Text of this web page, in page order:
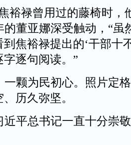
裕禄曾用过的藤椅时，
的董亚娜深受触动，“虽
焦裕禄提出的‘干部十
逐句阅读。”
颗为民初心。照片定
历久弥坚。
平总书记一直十分崇